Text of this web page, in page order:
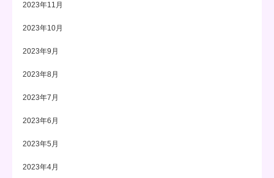
2023年11月
2023年10月
2023年9月
2023年8月
2023年7月
2023年6月
2023年5月
2023年4月